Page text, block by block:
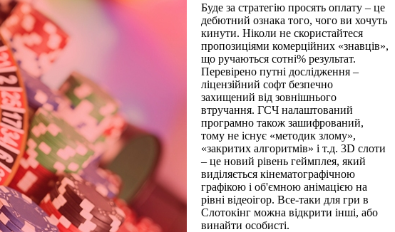
Буде за стратегію просять оплату – це
дебютний ознака того, чого ви хочуть
кинути. Ніколи не скористайтеся
пропозиціями комерційних «знавців»,
що ручаються сотні% результат.
Перевірено путні дослідження –
ліцензійний софт безпечно
захищений від зовнішнього
втручання. ГСЧ налаштований
програмно також зашифрований,
тому не існує «методик злому»,
«закритих алгоритмів» і т.д. 3D слоти
– це новий рівень геймплея, який
виділяється кінематографічною
графікою і об'ємною анімацією на
рівні відеоігор. Все-таки для гри в
Слотокінг можна відкрити інші, або
винайти особисті.